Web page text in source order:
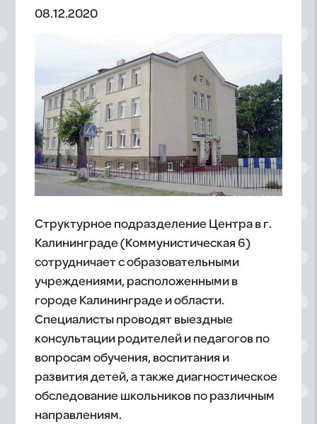
08.12.2020
Структурное подразделение Центра в г.
Калининграде (Коммунистическая 6)
сотрудничает с образовательными
учреждениями, расположенными в
городе Калининграде и области.
Специалисты проводят выездные
консультации родителей и педагогов по
вопросам обучения, воспитания и
развития детей, а также диагностическое
обследование школьников по различным
направлениям.